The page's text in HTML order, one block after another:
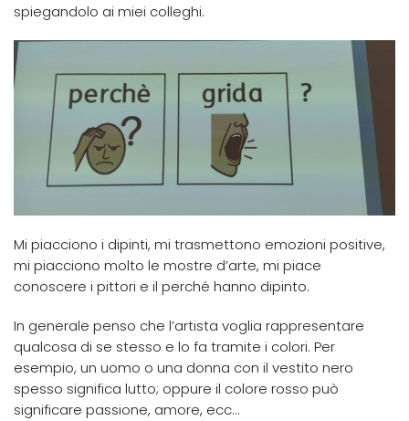
spiegandolo ai miei colleghi.
Mi piacciono i dipinti, mi trasmettono emozioni positive,
mi piacciono molto le mostre d’arte, mi piace
conoscere i pittori e il perché hanno dipinto.
In generale penso che l’artista voglia rappresentare
qualcosa di se stesso e lo fa tramite i colori. Per
esempio, un uomo o una donna con il vestito nero
spesso significa lutto; oppure il colore rosso può
significare passione, amore, ecc…